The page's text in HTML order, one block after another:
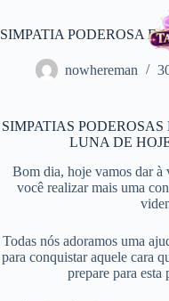
oSIMPATIA PODEROSA E
nowhereman
SIMPATIAS
LUNA DE
Bom dia, hoje vamos dar à
você realizar mais uma
Todas nós adoramos uma
para conquistar aquele cara
prepare para esta